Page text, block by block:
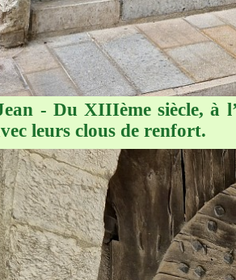
- Du XIIIème siècle, à
leurs clous de renfort.